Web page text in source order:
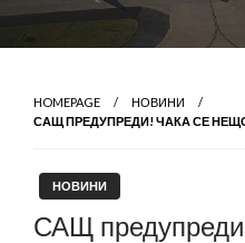
HOMEPAGE
НОВИНИ
САЩ ПРЕДУПРЕДИ! ЧАКА СЕ
НОВИНИ
САЩ